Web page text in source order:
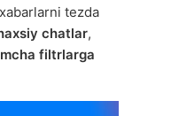
tezda
chatlar,
filtrlarga